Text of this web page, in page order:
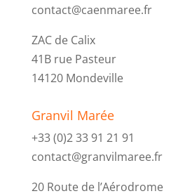
contact@caenmaree.fr
ZAC de Calix
41B rue Pasteur
14120 Mondeville
Granvil Marée
+33 (0)2 33 91 21 91
contact@granvilmaree.fr
20 Route de l’Aérodrome